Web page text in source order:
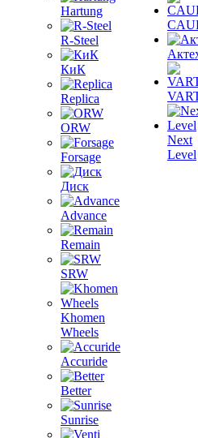
Hartung
R-Steel
КиК
Replica
ORW
Forsage
Диск
Advance
Remain
SRW
Khomen
Wheels
Accuride
Better
Sunrise
Next
Level